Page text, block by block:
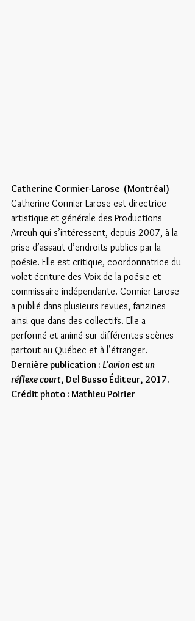
Catherine Cormier-Larose  (Montréal)
Catherine Cormier-Larose est directrice
artistique et générale des Productions
Arreuh qui s’intéressent, depuis 2007, à la
prise d’assaut d’endroits publics par la
poésie. Elle est critique, coordonnatrice du
volet écriture des Voix de la poésie et
commissaire indépendante. Cormier-Larose
a publié dans plusieurs revues, fanzines
ainsi que dans des collectifs. Elle a
performé et animé sur différentes scènes
partout au Québec et à l’étranger.
Dernière publication : L’avion est un
réflexe court, Del Busso Éditeur, 2017.
Crédit photo : Mathieu Poirier